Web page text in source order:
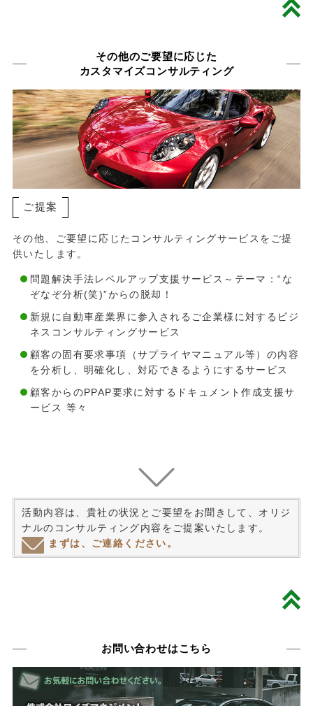
その他のご要望に応じた
カスタマイズコンサルティング
ご提案
その他、ご要望に応じたコンサルティングサービスをご提
供いたします。
問題解決手法レベルアップ支援サービス～テーマ：“な
ぞなぞ分析(笑)”からの脱却！
新規に自動車産業界に参入されるご企業様に対するビジ
ネスコンサルティングサービス
顧客の固有要求事項（サプライヤマニュアル等）の内容
を分析し、明確化し、対応できるようにするサービス
顧客からのPPAP要求に対するドキュメント作成支援サ
ービス 等々
活動内容は、貴社の状況とご要望をお聞きして、オリジ
ナルのコンサルティング内容をご提案いたします。
まずは、ご連絡ください。
お問い合わせはこちら